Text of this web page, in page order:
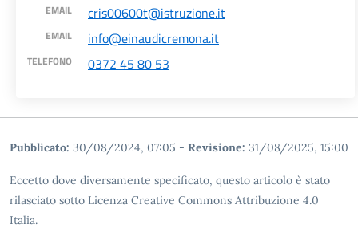
EMAIL cris00600t@istruzione.it
EMAIL info@einaudicremona.it
TELEFONO 0372 45 80 53
Pubblicato: 30/08/2024, 07:05 - Revisione: 31/08/2025, 15:00
Eccetto dove diversamente specificato, questo articolo è stato
rilasciato sotto Licenza Creative Commons Attribuzione 4.0
Italia.